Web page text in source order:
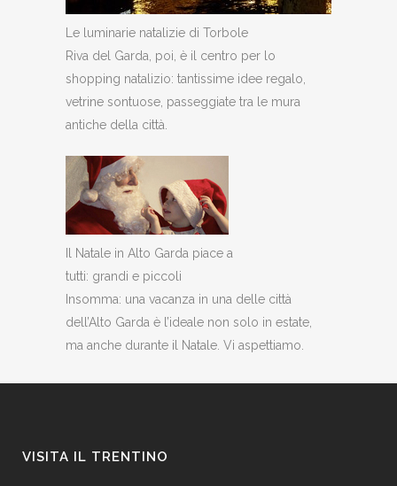
Le luminarie natalizie di Torbole
Riva del Garda, poi, è il centro per lo
shopping natalizio: tantissime idee regalo,
vetrine sontuose, passeggiate tra le mura
antiche della città.
Il Natale in Alto Garda piace a
tutti: grandi e piccoli
Insomma: una vacanza in una delle città
dell’Alto Garda è l’ideale non solo in estate,
ma anche durante il Natale. Vi aspettiamo.
VISITA IL TRENTINO